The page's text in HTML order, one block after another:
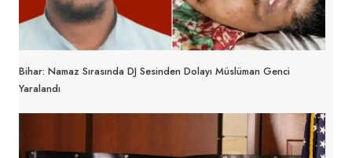
Bihar: Namaz Sırasında DJ Sesinden Dolayı Müslüman Genci
Yaralandı